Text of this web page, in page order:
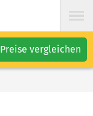
Preise vergleichen